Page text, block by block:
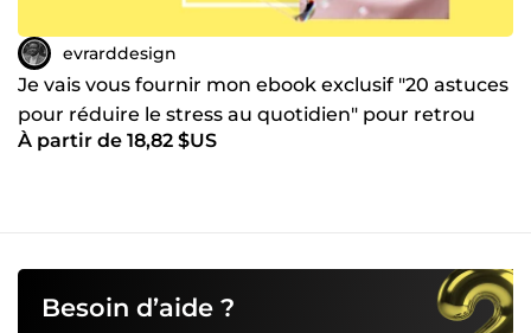
evrarddesign
Je vais vous fournir mon ebook exclusif "20 astuces
pour réduire le stress au quotidien" pour retrou
À partir de 18,82 $US
Besoin d’aide ?